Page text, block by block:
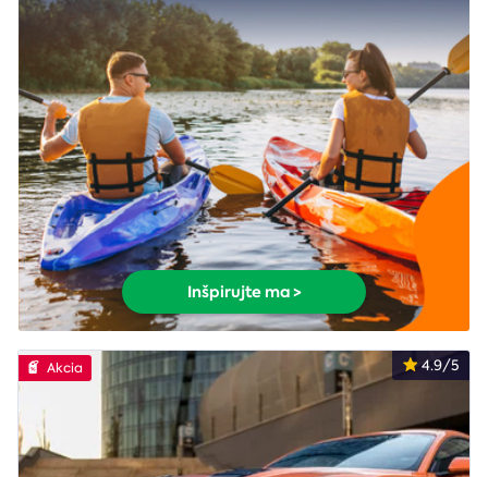
Inšpirujte ma >
4.9/5
Akcia